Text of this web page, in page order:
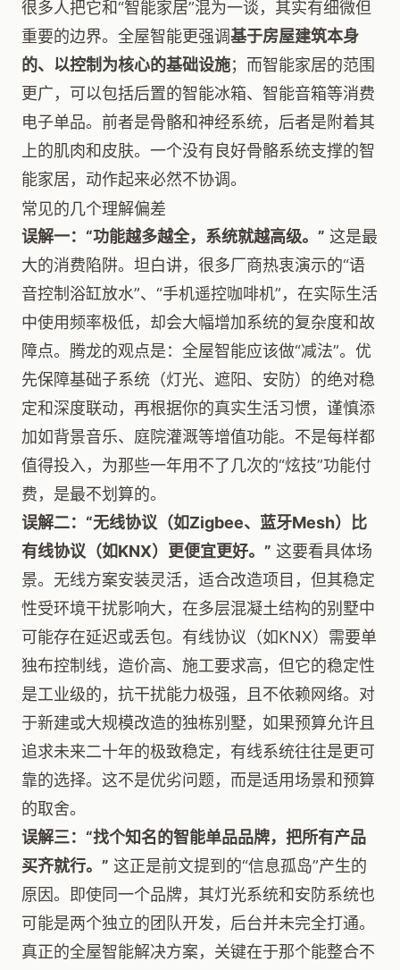
很多人把它和“智能家居”混为一谈，其实有细微但
重要的边界。全屋智能更强调基于房屋建筑本身
的、以控制为核心的基础设施；而智能家居的范围
更广，可以包括后置的智能冰箱、智能音箱等消费
电子单品。前者是骨骼和神经系统，后者是附着其
上的肌肉和皮肤。一个没有良好骨骼系统支撑的智
能家居，动作起来必然不协调。
常见的几个理解偏差
误解一：“功能越多越全，系统就越高级。” 这是最
大的消费陷阱。坦白讲，很多厂商热衷演示的“语
音控制浴缸放水”、“手机遥控咖啡机”，在实际生活
中使用频率极低，却会大幅增加系统的复杂度和故
障点。腾龙的观点是：全屋智能应该做“减法”。优
先保障基础子系统（灯光、遮阳、安防）的绝对稳
定和深度联动，再根据你的真实生活习惯，谨慎添
加如背景音乐、庭院灌溉等增值功能。不是每样都
值得投入，为那些一年用不了几次的“炫技”功能付
费，是最不划算的。
误解二：“无线协议（如Zigbee、蓝牙Mesh）比
有线协议（如KNX）更便宜更好。” 这要看具体场
景。无线方案安装灵活，适合改造项目，但其稳定
性受环境干扰影响大，在多层混凝土结构的别墅中
可能存在延迟或丢包。有线协议（如KNX）需要单
独布控制线，造价高、施工要求高，但它的稳定性
是工业级的，抗干扰能力极强，且不依赖网络。对
于新建或大规模改造的独栋别墅，如果预算允许且
追求未来二十年的极致稳定，有线系统往往是更可
靠的选择。这不是优劣问题，而是适用场景和预算
的取舍。
误解三：“找个知名的智能单品品牌，把所有产品
买齐就行。” 这正是前文提到的“信息孤岛”产生的
原因。即使同一个品牌，其灯光系统和安防系统也
可能是两个独立的团队开发，后台并未完全打通。
真正的全屋智能解决方案，关键在于那个能整合不